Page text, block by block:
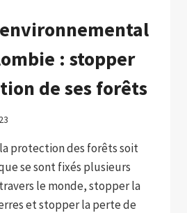
: stopper
de ses forêts
protection des forêts soit
se sont fixés plusieurs
le monde, stopper la
et stopper la perte de